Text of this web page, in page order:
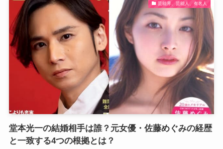
芸能界、芸能人、有名人
堂本光一の結婚相手は誰？元女優・佐藤めぐみの経歴
と一致する4つの根拠とは？